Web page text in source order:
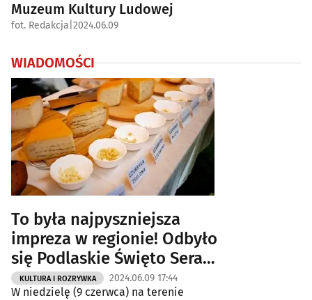
Muzeum Kultury Ludowej
fot. Redakcja 2024.06.09
WIADOMOŚCI
To była najpyszniejsza
impreza w regionie! Odbyło
się Podlaskie Święto Sera
[ZDJĘCIA]
KULTURA I ROZRYWKA 2024.06.09 17:44
W niedzielę (9 czerwca) na terenie